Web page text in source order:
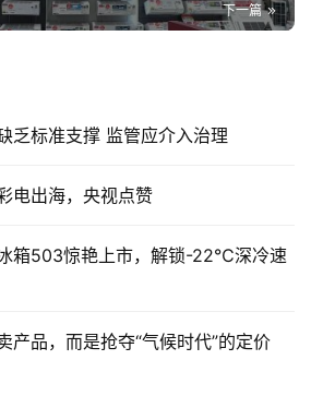
下一篇
乏标准支撑 监管应介入治理
电出海，央视点赞
箱503惊艳上市，解锁-22℃深冷速
产品，而是抢夺“气候时代”的定价